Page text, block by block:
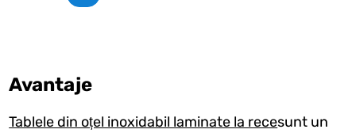
Avantaje
Tablele din oțel inoxidabil laminate la recesunt un